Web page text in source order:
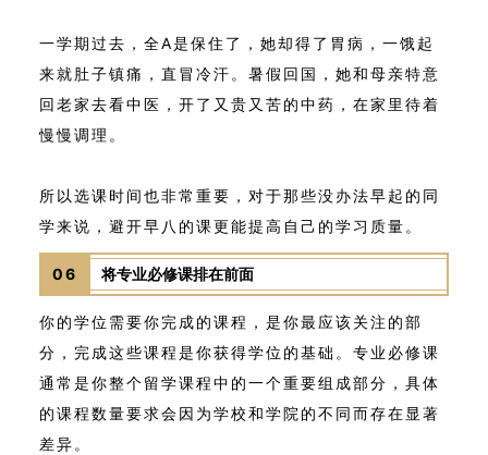
一学期过去，全A是保住了，她却得了胃病，一饿起
来就肚子镇痛，直冒冷汗。暑假回国，她和母亲特意
回老家去看中医，开了又贵又苦的中药，在家里待着
慢慢调理。
所以选课时间也非常重要，对于那些没办法早起的同
学来说，避开早八的课更能提高自己的学习质量。
06 将专业必修课排在前面
你的学位需要你完成的课程，是你最应该关注的部
分，完成这些课程是你获得学位的基础。专业必修课
通常是你整个留学课程中的一个重要组成部分，具体
的课程数量要求会因为学校和学院的不同而存在显著
差异。